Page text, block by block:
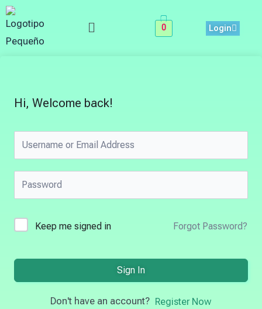
Skip
to
content
Menu 0 Login
Hi, Welcome back!
Keep me signed in Forgot Password?
Sign In
Don't have an account? Register Now